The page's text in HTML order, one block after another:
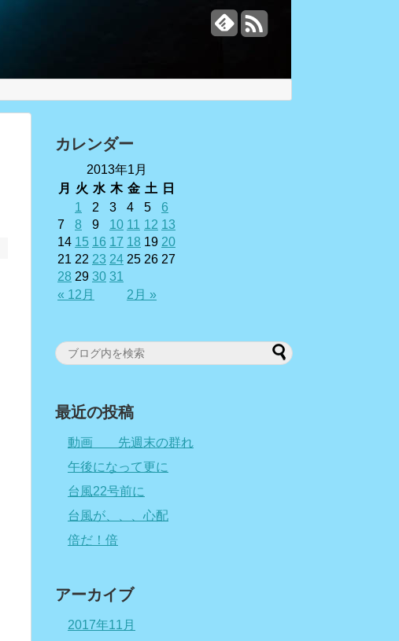
カレンダー
2013年1月
月
火 水 木 金 土 日
« 12月 2月 »
1 2 3 4 5
6
7
8 9 10 11 12 13
14 15 16 17 18 19 20
21 22 23 24 25 26 27
28 29 30 31
最近の投稿
動画 先週末の群れ
午後になって更に
台風22号前に
台風が、、、心配
倍だ！倍
アーカイブ
2017年11月